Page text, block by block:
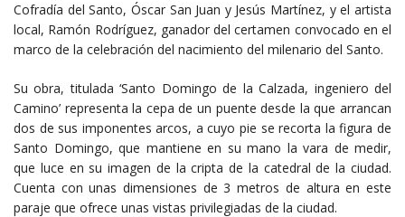
Cofradía del Santo, Óscar San Juan y Jesús Martínez, y el artista
local, Ramón Rodríguez, ganador del certamen convocado en el
marco de la celebración del nacimiento del milenario del Santo.
Su obra, titulada ‘Santo Domingo de la Calzada, ingeniero del
Camino’ representa la cepa de un puente desde la que arrancan
dos de sus imponentes arcos, a cuyo pie se recorta la figura de
Santo Domingo, que mantiene en su mano la vara de medir,
que luce en su imagen de la cripta de la catedral de la ciudad.
Cuenta con unas dimensiones de 3 metros de altura en este
paraje que ofrece unas vistas privilegiadas de la ciudad.